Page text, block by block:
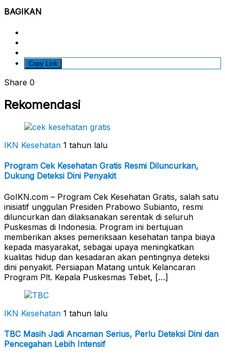
BAGIKAN
Copy Link
Share 0
Rekomendasi
IKN Kesehatan 1 tahun lalu
Program Cek Kesehatan Gratis Resmi Diluncurkan,
Dukung Deteksi Dini Penyakit
GoIKN.com – Program Cek Kesehatan Gratis, salah satu
inisiatif unggulan Presiden Prabowo Subianto, resmi
diluncurkan dan dilaksanakan serentak di seluruh
Puskesmas di Indonesia. Program ini bertujuan
memberikan akses pemeriksaan kesehatan tanpa biaya
kepada masyarakat, sebagai upaya meningkatkan
kualitas hidup dan kesadaran akan pentingnya deteksi
dini penyakit. Persiapan Matang untuk Kelancaran
Program Plt. Kepala Puskesmas Tebet, […]
IKN Kesehatan 1 tahun lalu
TBC Masih Jadi Ancaman Serius, Perlu Deteksi Dini dan
Pencegahan Lebih Intensif